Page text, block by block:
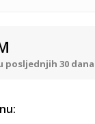
posljednjih 30